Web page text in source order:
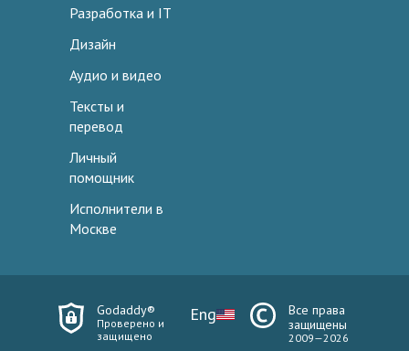
Разработка и IT
Дизайн
Аудио и видео
Тексты и
перевод
Личный
помощник
Исполнители в
Москве
Godaddy®
Проверено и
защищено
Eng
Все права
защищены
2009—2026